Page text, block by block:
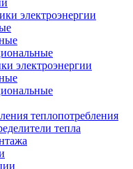
электроэнергии
электроэнергии
теплопотребления
тепла